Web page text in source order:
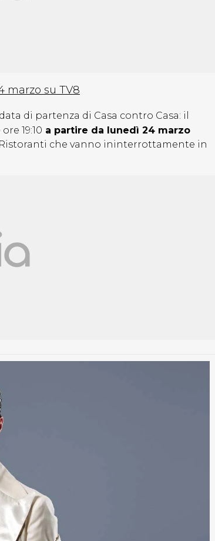
marzo su TV8
di partenza di Casa contro Casa: il
19:10 a partire da lunedì 24 marzo
che vanno ininterrottamente in